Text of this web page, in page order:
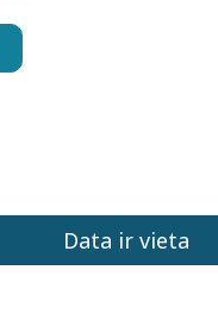
Data ir vieta